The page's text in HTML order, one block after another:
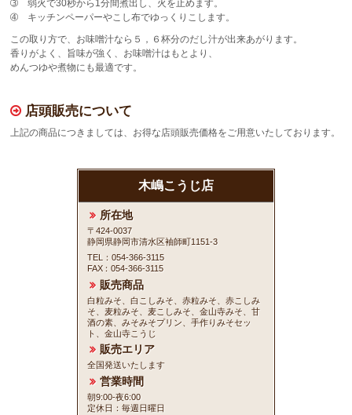
➂ 弱火で30秒から1分間煮出し、火を止めます。
➃ キッチンペーパーやこし布でゆっくりこします。
この取り方で、お味噌汁なら５，６杯分のだし汁が出来あがります。
香りがよく、旨味が強く、お味噌汁はもとより、
めんつゆや煮物にも最適です。
店頭販売について
上記の商品につきましては、お得な店頭販売価格をご用意いたしております。
木嶋こうじ店
所在地
〒424-0037
静岡県静岡市清水区袖師町1151-3
TEL：054-366-3115
FAX：054-366-3115
販売商品
白粒みそ、白こしみそ、赤粒みそ、赤こしみ
そ、麦粒みそ、麦こしみそ、金山寺みそ、甘
酒の素、みそみそプリン、手作りみそセッ
ト、金山寺こうじ
販売エリア
全国発送いたします
営業時間
朝9:00-夜6:00
定休日：毎週日曜日